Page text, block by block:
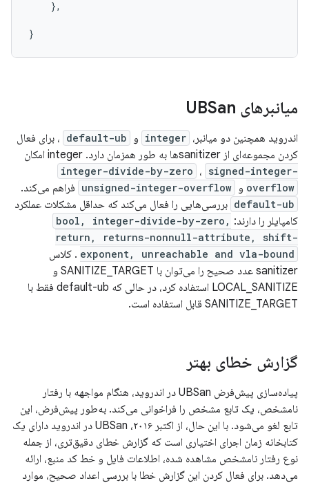
    },
میانبرهای UBSan
اندروید همچنین دو میانبر، integer و default-ub ، برای فعال
کردن مجموعه‌ای از sanitizerها به طور همزمان دارد. integer امکان
integer-divide-by-zero ، signed-integer-
overflow و unsigned-integer-overflow فراهم می‌کند.
default-ub بررسی‌هایی را فعال می‌کند که حداقل مشکلات عملکرد
کامپایلر را دارند: bool, integer-divide-by-zero,
return, returns-nonnull-attribute, shift-
exponent, unreachable and vla-bound . کلاس
sanitizer عدد صحیح را می‌توان با SANITIZE_TARGET و
LOCAL_SANITIZE استفاده کرد، در حالی که default-ub فقط با
SANITIZE_TARGET قابل استفاده است.
گزارش خطای بهتر
پیاده‌سازی پیش‌فرض UBSan در اندروید، هنگام مواجهه با رفتار
نامشخص، یک تابع مشخص را فراخوانی می‌کند. به‌طور پیش‌فرض، این
تابع لغو می‌شود. با این حال، از اکتبر ۲۰۱۶، UBSan در اندروید دارای یک
کتابخانه زمان اجرای اختیاری است که گزارش خطای دقیق‌تری، از جمله
نوع رفتار نامشخص مشاهده شده، اطلاعات فایل و خط کد منبع، ارائه
می‌دهد. برای فعال کردن این گزارش خطا با بررسی اعداد صحیح، موارد